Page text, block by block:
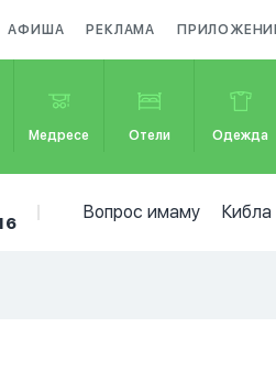
АФИША РЕКЛАМА
Медресе Отели Одежда
Вопрос имаму Кибла